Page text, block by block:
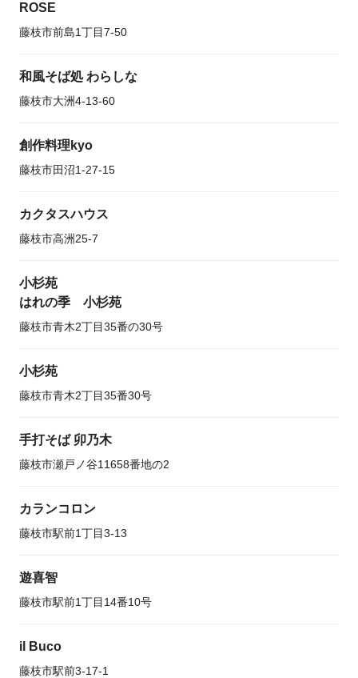
ROSE
藤枝市前島1丁目7-50
和風そば処 わらしな
藤枝市大洲4-13-60
創作料理kyo
藤枝市田沼1-27-15
カクタスハウス
藤枝市高洲25-7
小杉苑
はれの季 小杉苑
藤枝市青木2丁目35番の30号
小杉苑
藤枝市青木2丁目35番30号
手打そば 卯乃木
藤枝市瀬戸ノ谷11658番地の2
カランコロン
藤枝市駅前1丁目3-13
遊喜智
藤枝市駅前1丁目14番10号
il Buco
藤枝市駅前3-17-1